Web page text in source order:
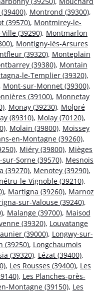
, Montrond (39300),
(39570), Montmirey-le-
(39290), Montmarlon
, Montigny-lès-Arsures
(39320), Monteplain
(39380), Montain
le-Templier (39320),
Mont-sur-Monnet (39300),
(39100), Monnetay
, Monay (39230), Molpré
(89310), Molay (70120),
, Molain (39800), Moissey
en-Montagne (39260),
, Miéry (39800), Mièges
sur-Sorne (39570), Mesnois
(39270), Menotey (39290),
le-Vignoble (39210),
, Martigna (39260), Marnoz
sur-Valouse (39240),
, Malange (39700), Maisod
(39320), Louvatange
(39000), Longwy-sur-
(39250), Longchaumois
(39320), Lézat (39400),
, Les Rousses (39400), Les
, Les Planches-près-
Montagne (39150), Les